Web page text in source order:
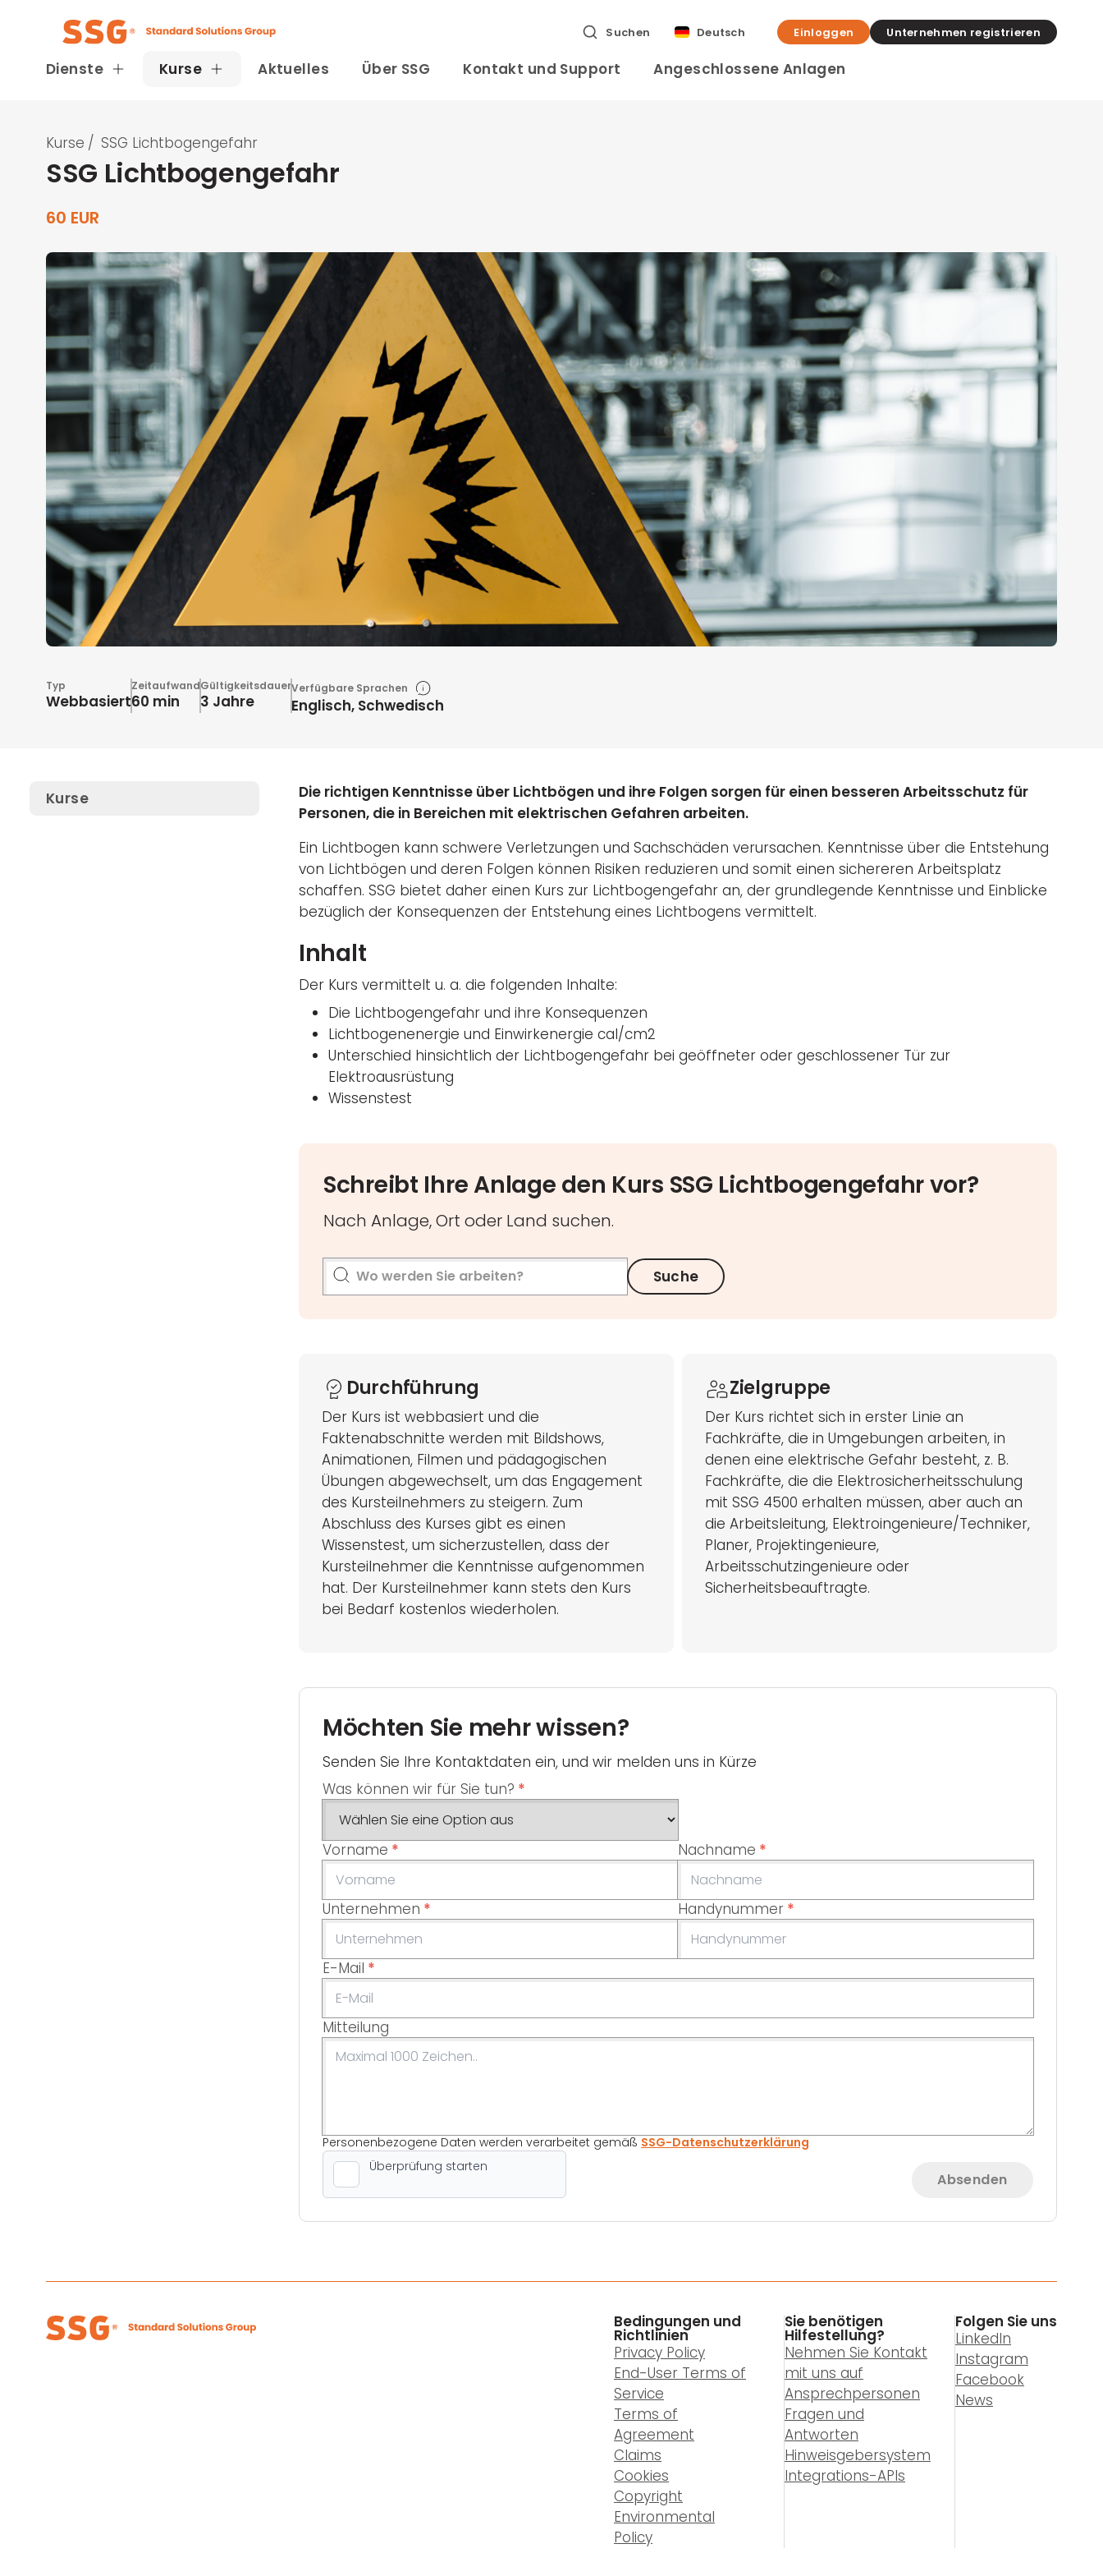
Suchen Deutsch Einloggen Unternehmen registrieren
Dienste Kurse Aktuelles Über SSG Kontakt und Support Angeschlossene Anlagen
Kurse / SSG Lichtbogengefahr
SSG Lichtbogengefahr
60 EUR
Typ
Webbasiert
Zeitaufwand
60 min
Gültigkeitsdauer
3 Jahre
Verfügbare Sprachen
Englisch, Schwedisch
Kurse
Die richtigen Kenntnisse über Lichtbögen und ihre Folgen sorgen für einen besseren Arbeitsschutz für
Personen, die in Bereichen mit elektrischen Gefahren arbeiten.
Ein Lichtbogen kann schwere Verletzungen und Sachschäden verursachen. Kenntnisse über die Entstehung
von Lichtbögen und deren Folgen können Risiken reduzieren und somit einen sichereren Arbeitsplatz
schaffen. SSG bietet daher einen Kurs zur Lichtbogengefahr an, der grundlegende Kenntnisse und Einblicke
bezüglich der Konsequenzen der Entstehung eines Lichtbogens vermittelt.
Inhalt
Der Kurs vermittelt u. a. die folgenden Inhalte:
Die Lichtbogengefahr und ihre Konsequenzen
Lichtbogenenergie und Einwirkenergie cal/cm2
Unterschied hinsichtlich der Lichtbogengefahr bei geöffneter oder geschlossener Tür zur
Elektroausrüstung
Wissenstest
Schreibt Ihre Anlage den Kurs SSG Lichtbogengefahr vor?
Nach Anlage, Ort oder Land suchen.
Suche
Durchführung
Der Kurs ist webbasiert und die
Faktenabschnitte werden mit Bildshows,
Animationen, Filmen und pädagogischen
Übungen abgewechselt, um das Engagement
des Kursteilnehmers zu steigern. Zum
Abschluss des Kurses gibt es einen
Wissenstest, um sicherzustellen, dass der
Kursteilnehmer die Kenntnisse aufgenommen
hat. Der Kursteilnehmer kann stets den Kurs
bei Bedarf kostenlos wiederholen.
Zielgruppe
Der Kurs richtet sich in erster Linie an
Fachkräfte, die in Umgebungen arbeiten, in
denen eine elektrische Gefahr besteht, z. B.
Fachkräfte, die die Elektrosicherheitsschulung
mit SSG 4500 erhalten müssen, aber auch an
die Arbeitsleitung, Elektroingenieure/Techniker,
Planer, Projektingenieure,
Arbeitsschutzingenieure oder
Sicherheitsbeauftragte.
Möchten Sie mehr wissen?
Senden Sie Ihre Kontaktdaten ein, und wir melden uns in Kürze
Was können wir für Sie tun? *
Vorname * Nachname *
Unternehmen * Handynummer*
E-Mail *
Mitteilung
Personenbezogene Daten werden verarbeitet gemäß SSG-Datenschutzerklärung
Absenden
Bedingungen und
Richtlinien
Privacy Policy
End-User Terms of
Service
Terms of
Agreement
Claims
Cookies
Copyright
Environmental
Policy
Sie benötigen
Hilfestellung?
Nehmen Sie Kontakt
mit uns auf
Ansprechpersonen
Fragen und
Antworten
Hinweisgebersystem
Integrations-APIs
Folgen Sie uns
LinkedIn
Instagram
Facebook
News